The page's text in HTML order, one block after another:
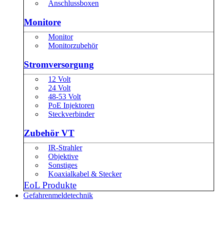
Anschlussboxen
Monitore
Monitor
Monitorzubehör
Stromversorgung
12 Volt
24 Volt
48-53 Volt
PoE Injektoren
Steckverbinder
Zubehör VT
IR-Strahler
Objektive
Sonstiges
Koaxialkabel & Stecker
EoL Produkte
Gefahrenmeldetechnik